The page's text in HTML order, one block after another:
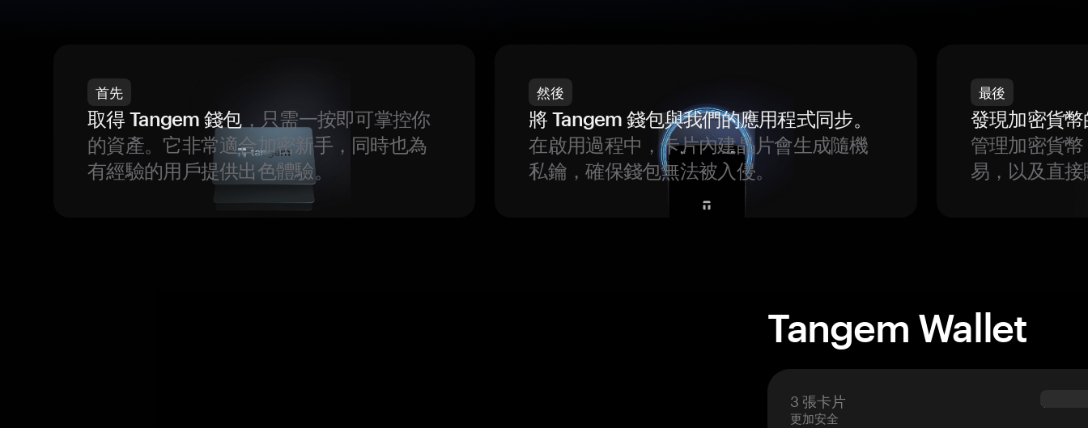
首先
取得 Tangem 錢包，只需一按即可掌控你
的資產。它非常適合加密新手，同時也為
有經驗的用戶提供出色體驗。
然後
將 Tangem 錢包與我們的應用程式同步。
在啟用過程中，卡片內建晶片會生成隨機
私鑰，確保錢包無法被入侵。
最後
發現加密貨
管理加密貨
易，以及直
Tangem Wallet
3 張卡片
更加安全
$69.90